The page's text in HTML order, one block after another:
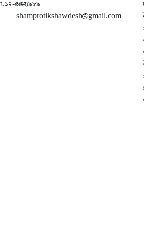
৫৬২
৬২৭৯৮৯
shamprotikshawdesh@gmail.com